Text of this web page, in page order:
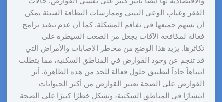
الفقر وغياب الوعي البيئي وممارسات النظافة السيئة يمكن
أن تسهم جميعها في تفاقم المشكلة. كما أن عدم تنفيذ برامج
فعالة لمكافحة الآفات يجعل من الصعب السيطرة على
تكاثرها. يزيد هذا الوضع من مخاطر الإصابات والأمراض التي
قد تنجم عن وجود القوارض في المناطق السكنية، مما يتطلب
انتباهاً جاداً لتطبيق حلول فعالة للحد من هذه الظاهرة. أثر
القوارض على الصحة تعتبر القوارض من أكثر الحيوانات
انتشارًا في المناطق السكنية، وتشكل خطرًا كبيرًا على الصحة